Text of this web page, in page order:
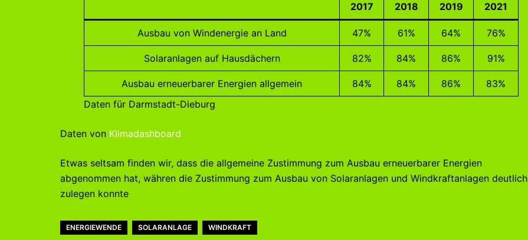
2017 2018 2019 2021
Ausbau von Windenergie an Land 47% 61% 64% 76%
Solaranlagen auf Hausdächern 82% 84% 86% 91%
Ausbau erneuerbarer Energien allgemein 84% 84% 86%
83%
Daten für Darmstadt-Dieburg
Daten von Klimadashboard
Etwas seltsam finden wir, dass die allgemeine Zustimmung zum Ausbau erneuerbarer Energien
abgenommen hat, währen die Zustimmung zum Ausbau von Solaranlagen und Windkraftanlagen deutlich
zulegen konnte
ENERGIEWENDE SOLARANLAGE WINDKRAFT